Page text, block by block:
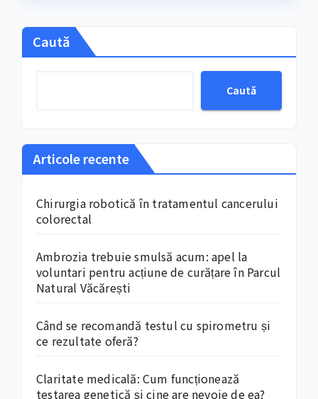
Caută
Caută
Articole recente
Chirurgia robotică în tratamentul cancerului
colorectal
Ambrozia trebuie smulsă acum: apel la
voluntari pentru acțiune de curățare în Parcul
Natural Văcărești
Când se recomandă testul cu spirometru și
ce rezultate oferă?
Claritate medicală: Cum funcționează
testarea genetică și cine are nevoie de ea?